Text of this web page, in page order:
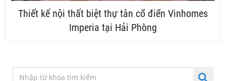
Thiết kế nội thất biệt thự tân cổ điển Vinhomes
Imperia tại Hải Phòng